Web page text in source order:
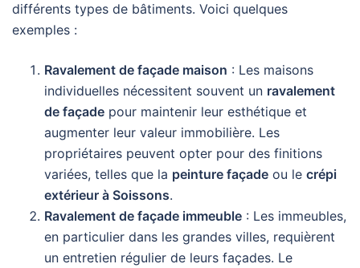
différents types de bâtiments. Voici quelques
exemples :
Ravalement de façade maison : Les maisons
individuelles nécessitent souvent un ravalement
de façade pour maintenir leur esthétique et
augmenter leur valeur immobilière. Les
propriétaires peuvent opter pour des finitions
variées, telles que la peinture façade ou le crépi
extérieur à Soissons.
Ravalement de façade immeuble : Les immeubles,
en particulier dans les grandes villes, requièrent
un entretien régulier de leurs façades. Le